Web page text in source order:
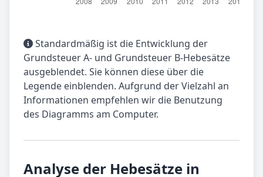
Standardmäßig ist die Entwicklung der
Grundsteuer A- und Grundsteuer B-Hebesätze
ausgeblendet. Sie können diese über die
Legende einblenden. Aufgrund der Vielzahl an
Informationen empfehlen wir die Benutzung
des Diagramms am Computer.
Analyse der Hebesätze in